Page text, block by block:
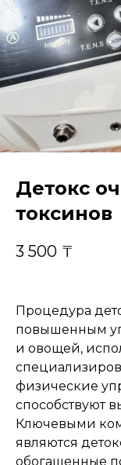
Детокс
токсинов
3 500 ₸
Процедура
повышенным
и овощей,
физические
способствуют
Ключевыми
являются
обогащенные